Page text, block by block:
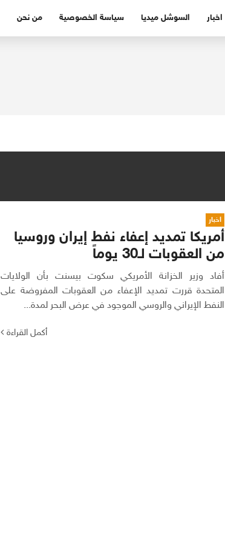
اخبار السوشل ميديا سياسة الخصوصية من نحن
اخبار
أمريكا تمديد إعفاء نفط إيران وروسيا
من العقوبات لـ30 يوماً
أفاد وزير الخزانة الأمريكي سكوت بيسنت بأن الولايات
المتحدة قررت تمديد الإعفاء من العقوبات المفروضة على
النفط الإيراني والروسي الموجود في عرض البحر لمدة...
أكمل القراءة